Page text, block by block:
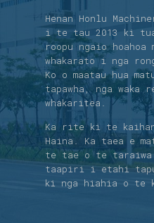
Henan Honlu
i te tau 2013 ki
roopu ngaio hoahoa
whakarato i nga
Ko o maatau hua
tapawha, nga waka
whakaritea.
Ka rite ki te
Haina. Ka taea e
te tae o te taraiwa
taapiri i etahi
ki nga hiahia o te